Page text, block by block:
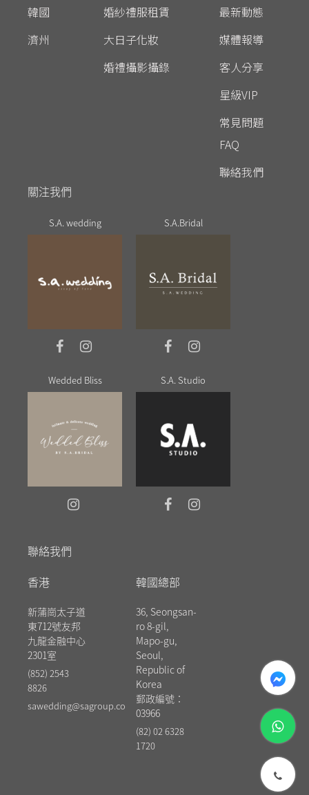
韓國
濟州
婚紗禮服租賃
大日子化妝
婚禮攝影攝錄
最新動態
媒體報導
客人分享
星級VIP
常見問題
FAQ
聯絡我們
關注我們
S.A. wedding S.A.Bridal
Wedded Bliss S.A. Studio
聯絡我們
香港
新蒲崗太子道
東712號友邦
九龍金融中心
2301室
(852) 2543
8826
sawedding@sagroup.co
韓國總部
36, Seongsan-
ro 8-gil,
Mapo-gu,
Seoul,
Republic of
Korea
郵政編號：
03966
(82) 02 6328
1720
whatsapp
messenger
phone